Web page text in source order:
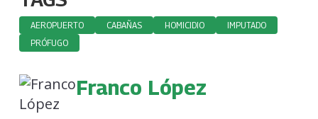
AEROPUERTO CABAÑAS HOMICIDIO
IMPUTADO
PRÓFUGO
Franco López